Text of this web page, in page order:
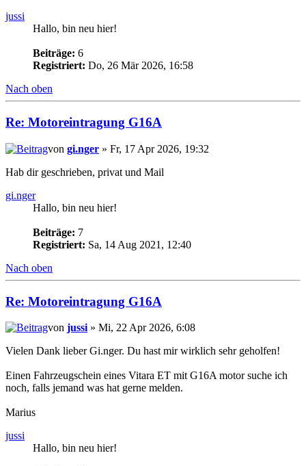
jussi
Hallo, bin neu hier!
Beiträge: 6
Registriert: Do, 26 Mär 2026, 16:58
Nach oben
Re: Motoreintragung G16A
von gi.nger » Fr, 17 Apr 2026, 19:32
Hab dir geschrieben, privat und Mail
gi.nger
Hallo, bin neu hier!
Beiträge: 7
Registriert: Sa, 14 Aug 2021, 12:40
Nach oben
Re: Motoreintragung G16A
von jussi » Mi, 22 Apr 2026, 6:08
Vielen Dank lieber Gi.nger. Du hast mir wirklich sehr geholfen!
Einen Fahrzeugschein eines Vitara ET mit G16A motor suche ich
noch, falls jemand was hat gerne melden.
Marius
jussi
Hallo, bin neu hier!